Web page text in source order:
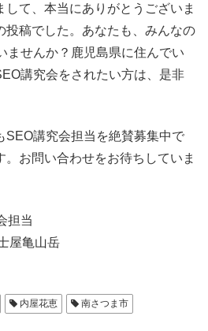
して、本当にありがとうございま
投稿でした。あなたも、みんなの
ませんか？鹿児島県に住んでい
講究会をされたい方は、是非
SEO講究会担当を絶賛募集中で
お問い合わせをお待ちしていま
担当
屋亀山岳
内屋花恵 南さつま市